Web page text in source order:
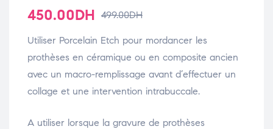
499.00DH
450.00DH
Utiliser Porcelain Etch pour mordancer les
prothèses en céramique ou en composite ancien
avec un macro-remplissage avant d’effectuer un
collage et une intervention intrabuccale.
A utiliser lorsque la gravure de prothèses